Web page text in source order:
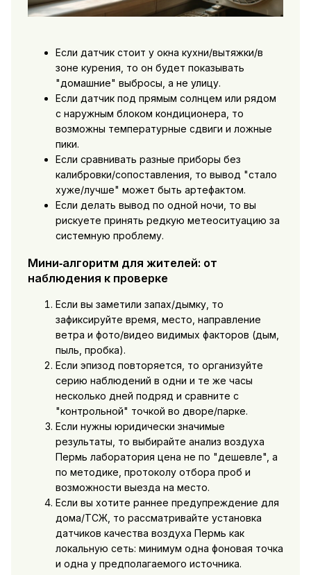
Если датчик стоит у окна кухни/вытяжки/в
зоне курения, то он будет показывать
"домашние" выбросы, а не улицу.
Если датчик под прямым солнцем или рядом
с наружным блоком кондиционера, то
возможны температурные сдвиги и ложные
пики.
Если сравнивать разные приборы без
калибровки/сопоставления, то вывод "стало
хуже/лучше" может быть артефактом.
Если делать вывод по одной ночи, то вы
рискуете принять редкую метеоситуацию за
системную проблему.
Мини‑алгоритм для жителей: от
наблюдения к проверке
Если вы заметили запах/дымку, то
зафиксируйте время, место, направление
ветра и фото/видео видимых факторов (дым,
пыль, пробка).
Если эпизод повторяется, то организуйте
серию наблюдений в одни и те же часы
несколько дней подряд и сравните с
"контрольной" точкой во дворе/парке.
Если нужны юридически значимые
результаты, то выбирайте анализ воздуха
Пермь лаборатория цена не по "дешевле", а
по методике, протоколу отбора проб и
возможности выезда на место.
Если вы хотите раннее предупреждение для
дома/ТСЖ, то рассматривайте установка
датчиков качества воздуха Пермь как
локальную сеть: минимум одна фоновая точка
и одна у предполагаемого источника.